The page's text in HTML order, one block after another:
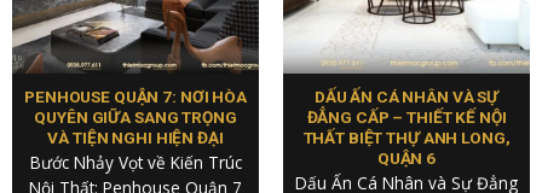
PENHOUSE QUẬN 7: NƠI HÒA
QUYÊN GIỮA SANG TRỌNG
VÀ TIỆN NGHI HIỆN ĐẠI
Bước Nhảy Vọt về Kiến Trúc
Nội Thất: Penhouse Quận 7
DẤU ẤN CÁ NHÂN VÀ SỰ
ĐẲNG CẤP – THIẾT KẾ NỘI
THẤT BIỆT THỰ ANH LONG,
QUẬN 6
Dấu Ấn Cá Nhân và Sự Đẳng